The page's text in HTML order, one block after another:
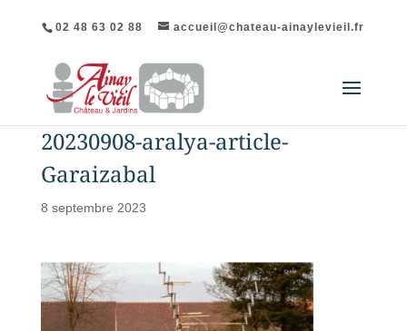
02 48 63 02 88 accueil@chateau-ainaylevieil.fr
20230908-aralya-article-
Garaizabal
8 septembre 2023